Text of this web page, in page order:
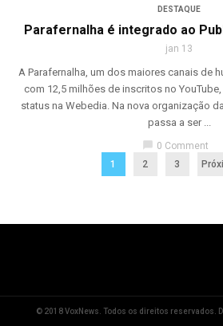
DESTAQUE
Parafernalha é integrado ao
jan 13
A Parafernalha, um dos maiores canais de
com 12,5 milhões de inscritos no
status na Webedia. Na nova organização
passa a ser ...
0 Comment
1
2 3
© 2018 VoxNews. Todos os direitos reservados.